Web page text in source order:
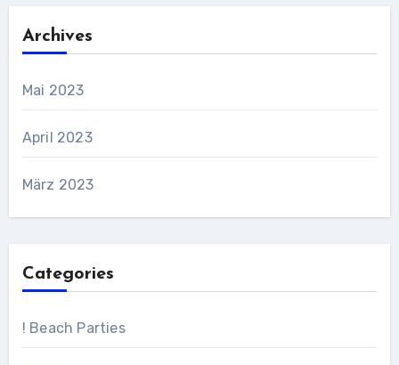
Archives
Mai 2023
April 2023
März 2023
Categories
! Beach Parties